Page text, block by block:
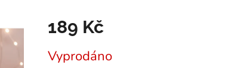
189 Kč
cena:
Vyprodáno